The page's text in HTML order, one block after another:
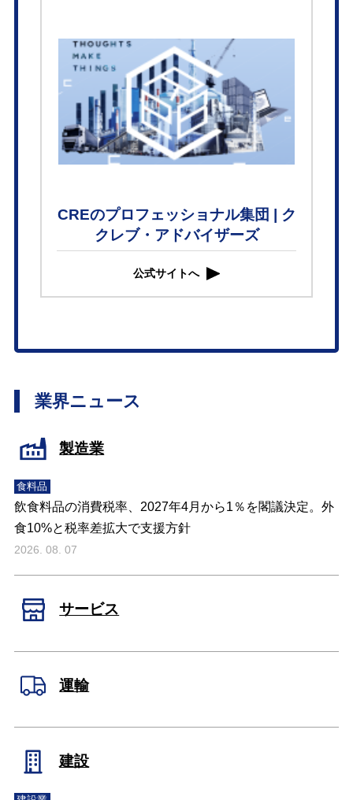
CREのプロフェッショナル集団 | ク
クレブ・アドバイザーズ
公式サイトへ
業界ニュース
製造業
食料品
飲食料品の消費税率、2027年4月から1％を閣議決定。外
食10%と税率差拡大で支援方針
2026. 08. 07
サービス
運輸
建設